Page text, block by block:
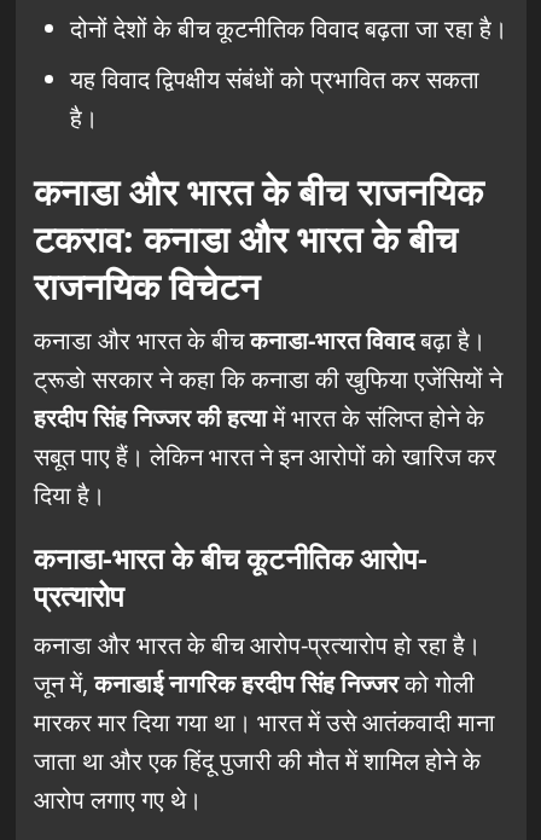
दोनों देशों के बीच कूटनीतिक विवाद बढ़ता जा रहा है।
यह विवाद द्विपक्षीय संबंधों को प्रभावित कर सकता
है।
कनाडा और भारत के बीच राजनयिक
टकराव: कनाडा और भारत के बीच
राजनयिक विचेटन
कनाडा और भारत के बीचकनाडा-भारत विवादबढ़ा है।
ट्रूडो सरकार ने कहा कि कनाडा की खुफिया एजेंसियों ने
हरदीप सिंह निज्जर की हत्यामें भारत के संलिप्त होने के
सबूत पाए हैं। लेकिन भारत ने इन आरोपों को खारिज कर
दिया है।
कनाडा-भारत के बीच कूटनीतिक आरोप-
प्रत्यारोप
कनाडा और भारत के बीच आरोप-प्रत्यारोप हो रहा है।
जून में,कनाडाई नागरिक हरदीप सिंह निज्जरको गोली
मारकर मार दिया गया था। भारत में उसे आतंकवादी माना
जाता था और एक हिंदू पुजारी की मौत में शामिल होने के
आरोप लगाए गए थे।